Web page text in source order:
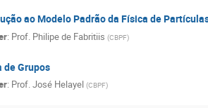
ao Modelo Padrão da Física de
: Prof. Philipe de Fabritiis (CBPF)
de Grupos
: Prof.José Helayel (CBPF)